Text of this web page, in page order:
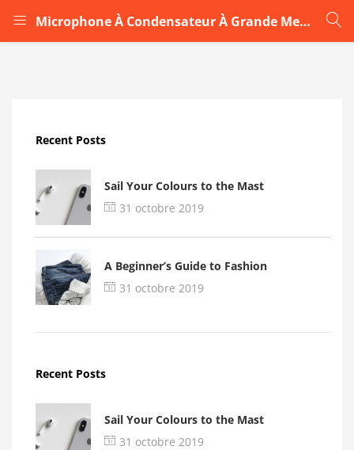
Microphone À Condensateur À Grande Membrane BOYA BY-M1000 bv
LOGIN
Remember me
Login
Recent Posts
Sail Your Colours to the Mast
31 octobre 2019
A Beginner’s Guide to Fashion
31 octobre 2019
Recent Posts
Sail Your Colours to the Mast
31 octobre 2019